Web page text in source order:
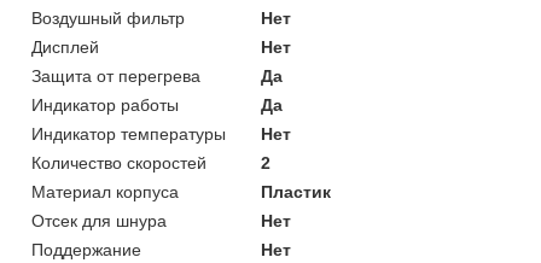
Воздушный фильтр
Нет
Дисплей
Нет
Защита от перегрева
Да
Индикатор работы
Да
Индикатор температуры
Нет
Количество скоростей
2
Материал корпуса
Пластик
Отсек для шнура
Нет
Поддержание
Нет